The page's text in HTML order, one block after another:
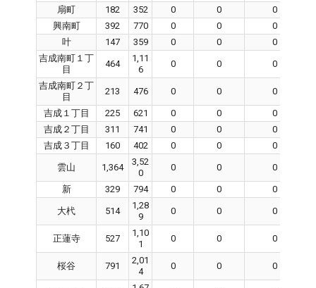
扇町
182 352 0 0
0
興南町
392 770 0 0
0
叶
147 359 0 0
0
吉成南町１丁
目
464
1,11
6
0 0 0
吉成南町２丁
目
213 476 0 0 0
吉成１丁目 225 621 0 0
0
吉成２丁目
311 741 0 0
0
吉成３丁目
160 402 0 0 0
雲山 1,364
3,52
0
0 0 0
新 329 794 0 0 0
大杙 514
1,28
9
0 0 0
正蓮寺 527
1,10
1
0 0 0
桜谷 791
2,01
4
0 0 0